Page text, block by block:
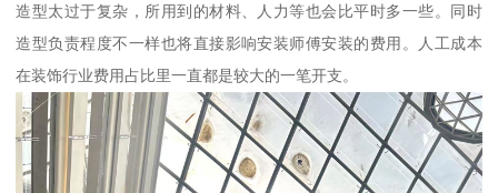
造型太过于复杂，所用到的材料、人力等也会比平时多一些。同时
造型负责程度不一样也将直接影响安装师傅安装的费用。人工成本
在装饰行业费用占比里一直都是较大的一笔开支。